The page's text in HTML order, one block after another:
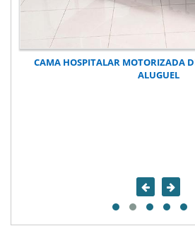
CAMA HOSPITALAR MOTORIZADA
ALUGUEL